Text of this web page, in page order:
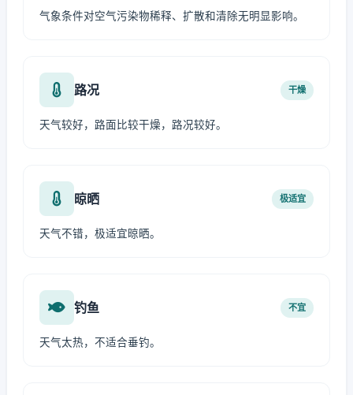
气象条件对空气污染物稀释、扩散和清除无明显影响。
路况 干燥
天气较好，路面比较干燥，路况较好。
晾晒 极适宜
天气不错，极适宜晾晒。
钓鱼 不宜
天气太热，不适合垂钓。